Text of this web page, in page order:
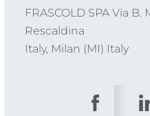
FRASCOLD SPA Via B.
Rescaldina
Italy, Milan (MI) Italy